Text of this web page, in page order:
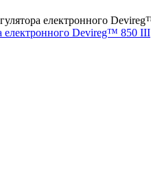
електронного Devireg™ 850 III